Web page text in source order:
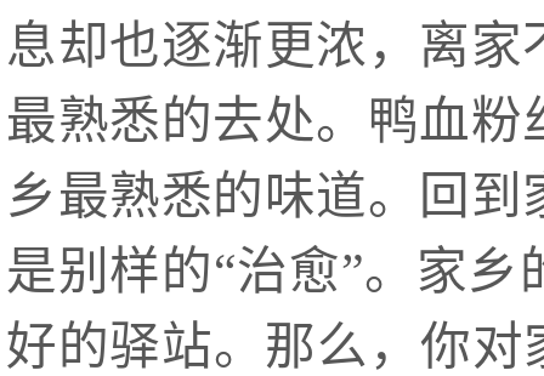
息却也逐渐更浓，离
最熟悉的去处。鸭血
乡最熟悉的味道。回
是别样的“治愈”。家
好的驿站。那么，你对